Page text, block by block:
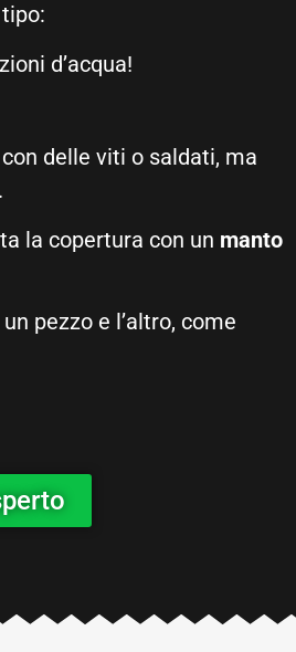
d’acqua!
delle viti o saldati, ma
la copertura con un manto
pezzo e l’altro, come